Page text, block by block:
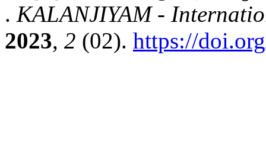
. KALANJIYAM -
2023, 2 (02). https://